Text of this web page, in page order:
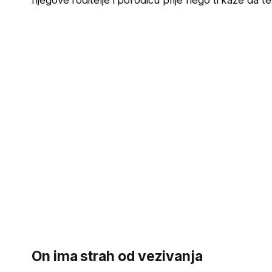
On ima strah od vezivanja